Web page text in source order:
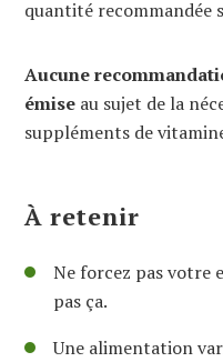
quantité recommandée
Aucune
émise au sujet de la
suppléments de
À retenir
Ne forcez pas votre
pas ça.
Une alimentation